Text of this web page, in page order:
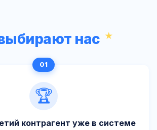
нас
🏆
контрагент уже в системе